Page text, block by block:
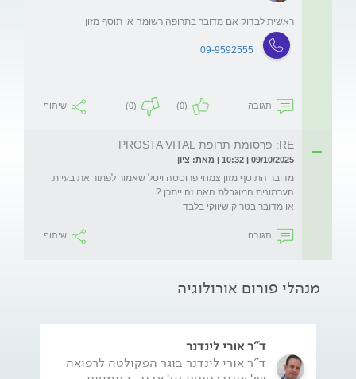
ראשית לבדוק אם מדובר בתרופה רשומה או תוסף מזון
09-9592555
תגובה (0)
(0) שיתוף
RE: פרסומת תרופת PROSTA VITAL
09/10/2025 | 10:32 | מאת: ציון
מדובר התוסף מזון צמחי פרוסטה ויטל שאמור לפתור את בעיית
או מדובר בטריק שיווקי בלבד
תגובה שיתוף
מנהלי פורום אורולוגיה
ד"ר אורי לינדנר
ד"ר אורי לינדנר בוגר הפקולטה לרפואה